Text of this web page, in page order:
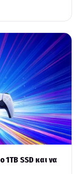
1TB SSD και να